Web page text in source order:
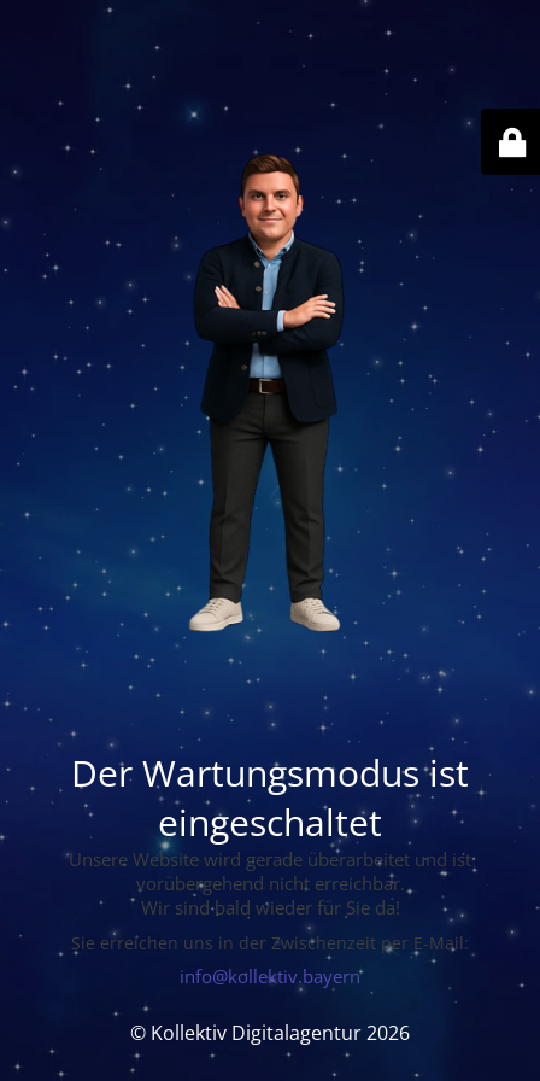
Der Wartungsmodus ist
eingeschaltet
Unsere Website wird gerade überarbeitet und ist
vorübergehend nicht erreichbar.
Wir sind bald wieder für Sie da!
Sie erreichen uns in der Zwischenzeit per E-Mail:
info@kollektiv.bayern
© Kollektiv Digitalagentur 2026